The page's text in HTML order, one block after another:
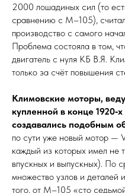
2000 лошадиных сил (то
сравнению с М–105),
производство с самого
Проблема состояла в том,
двигатель с нуля КБ В.Я.
только за счёт повышения
Климовские моторы,
купленной в конце
создавались подобным
по сути уже новый мотор —
каждый из которых имел не
впускных и выпускных). По
множество узлов и деталей
того, от М–105 «сто